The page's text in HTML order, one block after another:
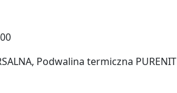
Podwalina termiczna PURENIT